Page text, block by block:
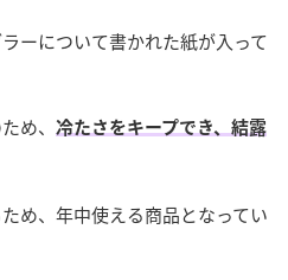
ーについて書かれた紙が入って
め、
冷たさをキープでき、結露
め、年中使える商品となってい